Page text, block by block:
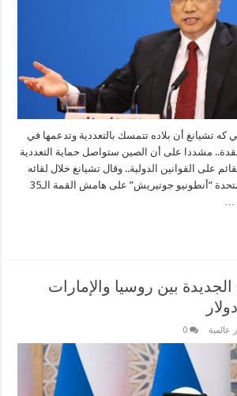
كه تشيانغ أن بلاده تتمسك بالتعددية وتدعمها في
مشددا على أن الصين ستواصل حماية التعددية
على القوانين الدولية.. وقال تشيانغ خلال لقائه
مع الأمين العام للأمم المتحدة “أنطونيو جوتيريش” على هامش القمة الـ35
…
بين روسيا والإمارات
عالمية 0